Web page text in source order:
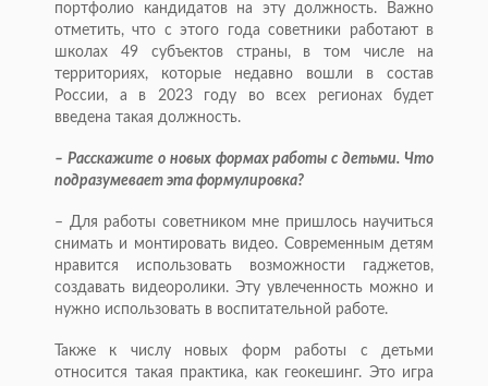
портфолио кандидатов на эту должность. Важно
отметить, что с этого года советники работают в
школах 49 субъектов страны, в том числе на
территориях, которые недавно вошли в состав
России, а в 2023 году во всех регионах будет
введена такая должность.
– Расскажите о новых формах работы с детьми. Что
подразумевает эта формулировка?
– Для работы советником мне пришлось научиться
снимать и монтировать видео. Современным детям
нравится использовать возможности гаджетов,
создавать видеоролики. Эту увлеченность можно и
нужно использовать в воспитательной работе.
Также к числу новых форм работы с детьми
относится такая практика, как геокешинг. Это игра